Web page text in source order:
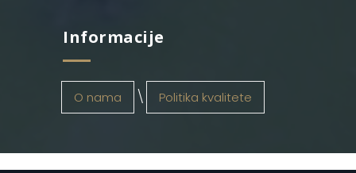
Informacije
O nama Politika kvalitete